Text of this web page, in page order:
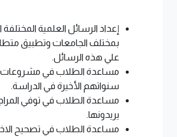
إعداد الرسائل العلمية المختلفة
بمختلف الجامعات وتطبيق
علي هذه الرسائل.
مساعدة الطلاب في مشروعات
سنواتهم الأخيرة في الدراسة.
مساعدة الطلاب في توفي
يريدونها.
مساعدة الطلاب في تصحيح